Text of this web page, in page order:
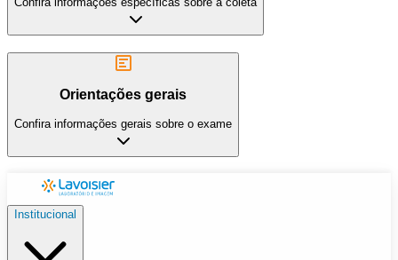
Orientações gerais
Confira informações gerais sobre o exame
Institucional